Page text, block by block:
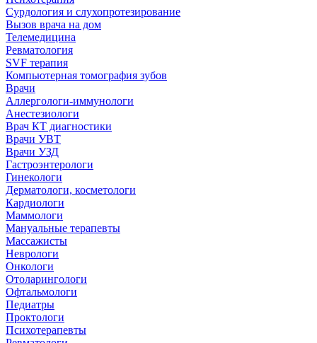
Сурдология и слухопротезирование
Вызов врача на дом
Телемедицина
Ревматология
SVF терапия
Компьютерная томография зубов
Врачи
Аллергологи-иммунологи
Анестезиологи
Врач КТ диагностики
Врачи УВТ
Врачи УЗД
Гастроэнтерологи
Гинекологи
Дерматологи, косметологи
Кардиологи
Маммологи
Мануальные терапевты
Массажисты
Неврологи
Онкологи
Отоларингологи
Офтальмологи
Педиатры
Проктологи
Психотерапевты